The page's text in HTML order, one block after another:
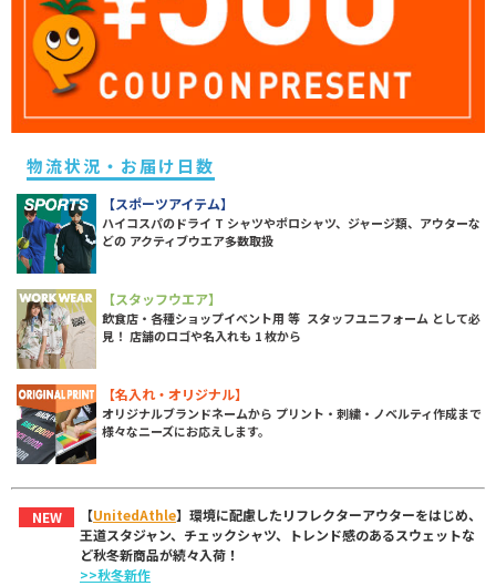
物流状況・お届け日数
【スポーツアイテム】
ハイコスパのドライ T シャツやポロシャツ、ジャージ類、アウターな
どの アクティブウエア多数取扱
【スタッフウエア】
飲食店・各種ショップイベント用 等 スタッフユニフォーム として必
見！ 店舗のロゴや名入れも 1 枚から
【名入れ・オリジナル】
オリジナルブランドネームから プリント・刺繍・ノベルティ作成まで
様々なニーズにお応えします。
NEW 【UnitedAthle】環境に配慮したリフレクターアウターをはじめ、
王道スタジャン、チェックシャツ、トレンド感のあるスウェットな
ど秋冬新商品が続々入荷！
>>秋冬新作